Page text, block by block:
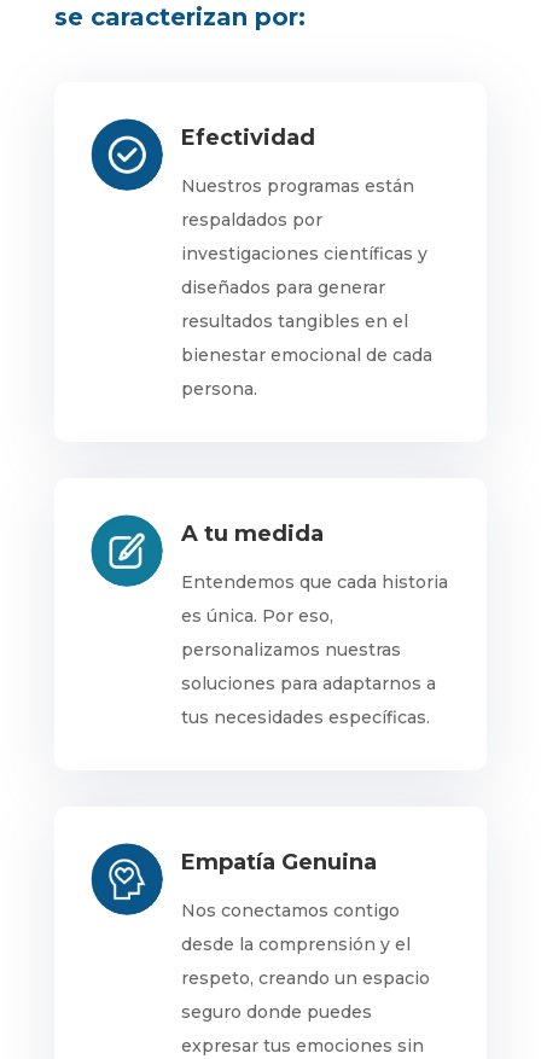
se caracterizan por:
Efectividad
Nuestros programas están
respaldados por
investigaciones científicas y
diseñados para generar
resultados tangibles en el
bienestar emocional de cada
persona.
A tu medida
Entendemos que cada historia
es única. Por eso,
personalizamos nuestras
soluciones para adaptarnos a
tus necesidades específicas.
Empatía Genuina
Nos conectamos contigo
desde la comprensión y el
respeto, creando un espacio
seguro donde puedes
expresar tus emociones sin